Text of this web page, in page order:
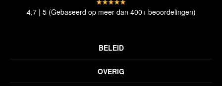
OVERIG
BELEID
Disclaimer
4,7 | 5 (Gebaseerd op meer dan 400+ beoordelingen)